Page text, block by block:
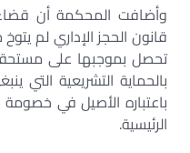
وأضافت المحكمة أن
قانون الحجز الإداري لم
تحصل بموجبها على
بالحماية التشريعية التي
باعتباره الأصيل في خصومة
الرئيسية.